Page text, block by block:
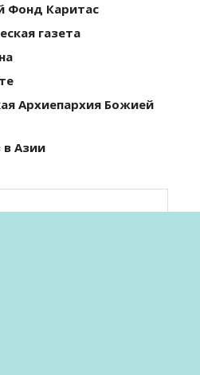
Фонд Каритас
газета
Архиепархия Божией
в Азии